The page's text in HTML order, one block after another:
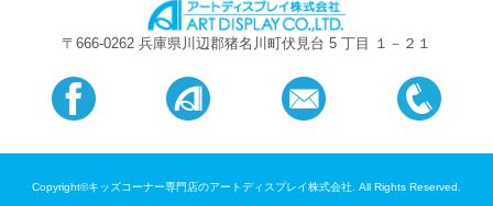
〒666-0262 兵庫県川辺郡猪名川町伏見台 5 丁目 １－２１
Copyright©キッズコーナー専門店のアートディスプレイ株式会社. All Rights Reserved.